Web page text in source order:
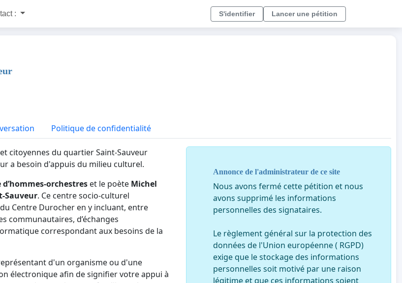
: S'identifier Lancer une pétition
Politique de confidentialité
citoyennes du quartier Saint-Sauveur
a besoin d'appuis du milieu culturel.
d’hommes-orchestres et le poète Michel
Sauveur. Ce centre socio-culturel
Centre Durocher en y incluant, entre
communautaires, d’échanges
correspondant aux besoins de la
d'un organisme ou d'une
électronique afin de signifier votre appui à
Annonce de l'administrateur de ce site
Nous avons fermé cette pétition et nous
avons supprimé les informations
personnelles des signataires.
Le règlement général sur la protection des
données de l'Union européenne ( RGPD)
exige que le stockage des informations
personnelles soit motivé par une raison
légitime et que ces informations soient